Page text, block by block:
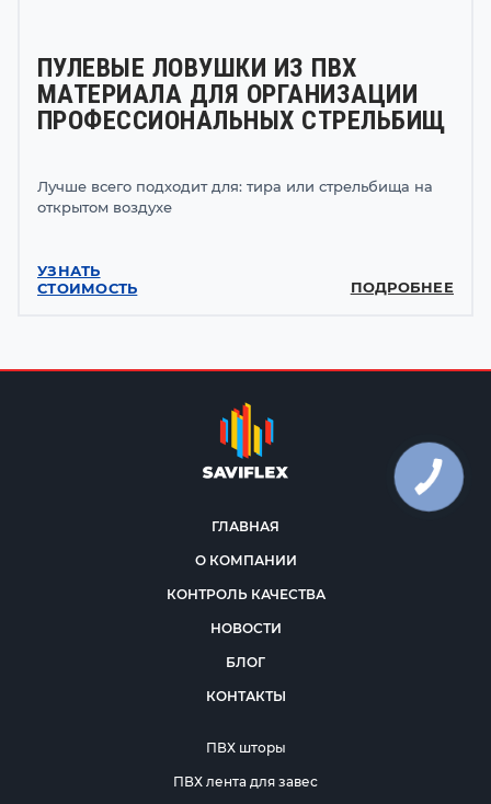
ПУЛЕВЫЕ ЛОВУШКИ ИЗ ПВХ
МАТЕРИАЛА ДЛЯ ОРГАНИЗАЦИИ
ПРОФЕССИОНАЛЬНЫХ СТРЕЛЬБИЩ
Лучше всего подходит для: тира или стрельбища на
открытом воздухе
УЗНАТЬ
СТОИМОСТЬ
ПОДРОБНЕЕ
ГЛАВНАЯ
О КОМПАНИИ
КОНТРОЛЬ КАЧЕСТВА
НОВОСТИ
БЛОГ
КОНТАКТЫ
ПВХ шторы
ПВХ лента для завес